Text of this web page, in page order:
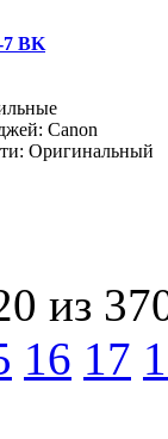
BK
Canon
Оригинальный
из
16 17